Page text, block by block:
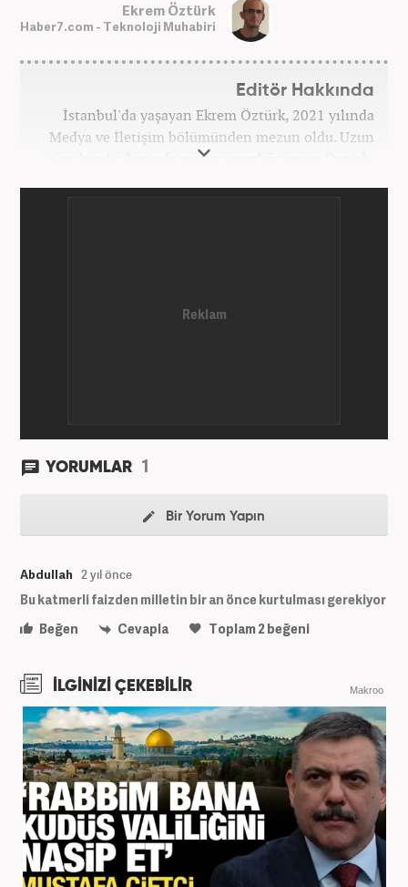
Ekrem Öztürk
Haber7.com - Teknoloji Muhabiri
Editör Hakkında
İstanbul'da yaşayan Ekrem Öztürk, 2021 yılında
Medya ve İletişim bölümünden mezun oldu. Uzun
süre kendi alanında metin yazarlığı yapan Öztürk,
YORUMLAR 1
Bir Yorum Yapın
Abdullah 2 yıl önce
Bu katmerli faizden milletin bir an önce kurtulması gerekiyor
Beğen
Cevapla Toplam2 beğeni
İLGİNİZİ ÇEKEBİLİR Makroo